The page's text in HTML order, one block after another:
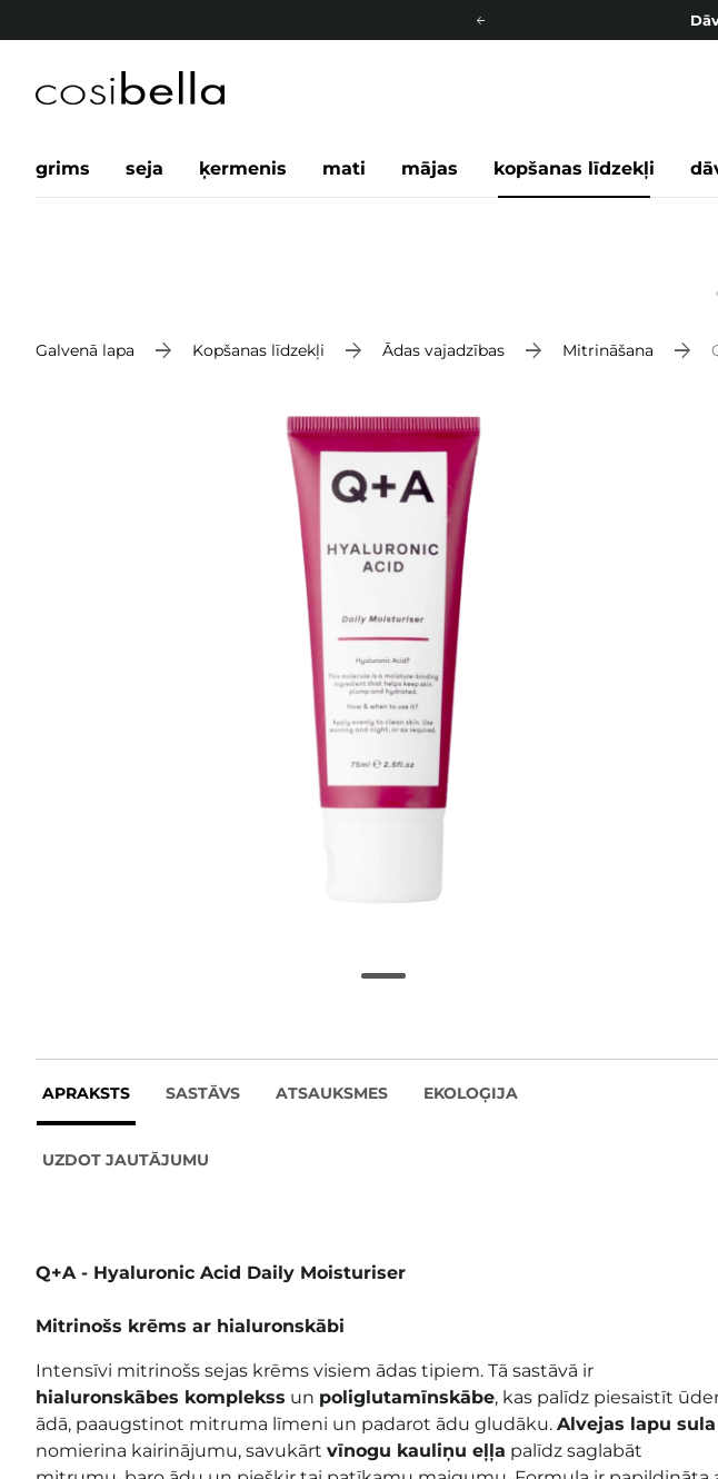
grims seja ķermenis mati mājas kopšanas līdzekļi
Galvenā lapa Kopšanas līdzekļi Ādas vajadzības Mitrināšana
APRAKSTS SASTĀVS ATSAUKSMES EKOLOĢIJA
UZDOT JAUTĀJUMU
Q+A - Hyaluronic Acid Daily Moisturiser
Mitrinošs krēms ar hialuronskābi
Intensīvi mitrinošs sejas krēms visiem ādas tipiem. Tā sastāvā ir
hialuronskābes komplekss un poliglutamīnskābe, kas palīdz piesaistīt
ādā, paaugstinot mitruma līmeni un padarot ādu gludāku. Alvejas lapu sula
nomierina kairinājumu, savukārt vīnogu kauliņu eļļa palīdz saglabāt